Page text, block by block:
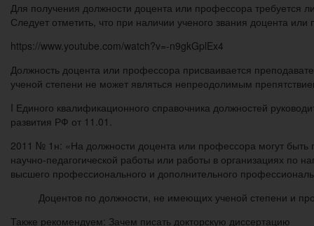
Для получения должности доцента или профессора
Следует отметить, что при наличии ученого звания доцента
https://www.youtube.com/watch?v=-n9gkGplEx4
Должность доцента или профессора присваивается
ученой степени не может являться непреодолимым
I Единого квалификационного справочника должностей
развития РФ от 11.01.
2011 № 1н: «На должности доцента или профессора могут
научно-педагогической работы или работы в организациях по
высшего профессионального и дополнительного
Доцентов по должности, не имеющих ученой степени и
Также рекомендуем: Зачем писать докторскую диссертацию